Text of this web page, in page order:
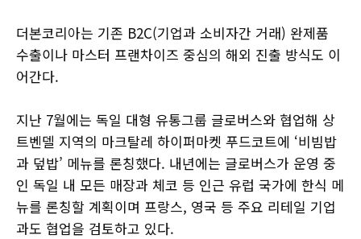
더본코리아는 기존 B2C(기업과 소비자간 거래) 완제품
수출이나 마스터 프랜차이즈 중심의 해외 진출 방식도 이
어간다.
지난 7월에는 독일 대형 유통그룹 글로버스와 협업해 상
트벤델 지역의 마크탈레 하이퍼마켓 푸드코트에 ‘비빔밥
과 덮밥’ 메뉴를 론칭했다. 내년에는 글로버스가 운영 중
인 독일 내 모든 매장과 체코 등 인근 유럽 국가에 한식 메
뉴를 론칭할 계획이며 프랑스, 영국 등 주요 리테일 기업
과도 협업을 검토하고 있다.